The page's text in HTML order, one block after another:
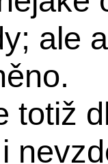
ale
totiž